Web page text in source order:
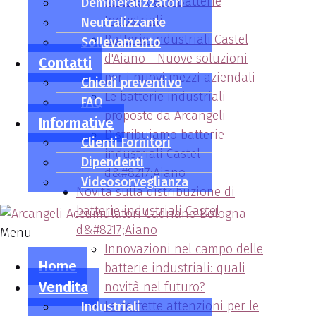
Neutralizzante
Sollevamento
Contatti
Chiedi preventivo
FAQ
Informative
Clienti Fornitori
Dipendenti
Videosorveglianza
Menu
Home
Vendita
Industriali
Industriali
Batterie industriali Castel
d'Aiano - Nuove soluzioni
per i nuovi mezzi aziendali
Le batterie industriali
proposte da Arcangeli
Distribuiamo batterie
industriali Castel
d&#8217;Aiano
Novità sulla distribuzione di
batterie industriali Castel
d&#8217;Aiano
Innovazioni nel campo delle
batterie industriali: quali
novità nel futuro?
Le corrette attenzioni per le